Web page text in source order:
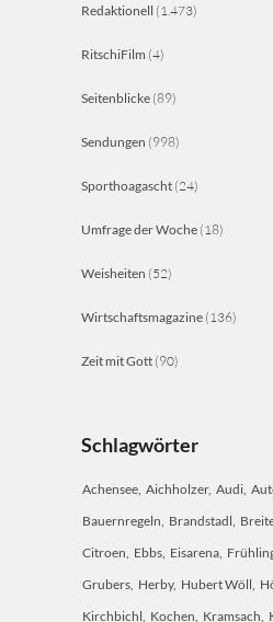
Redaktionell (1.473)
RitschiFilm (4)
Seitenblicke (89)
Sendungen (998)
Sporthoagascht (24)
Umfrage der Woche (18)
Weisheiten (52)
Wirtschaftsmagazine (136)
Zeit mit Gott (90)
Schlagwörter
Achensee Aichholzer Audi
Bauernregeln Brandstadl
Citroen Ebbs Eisarena
Grubers Herby Hubert Wöll
Kirchbichl Kochen Kramsach